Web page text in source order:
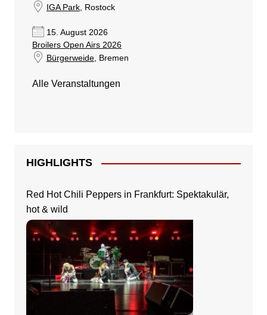
IGA Park, Rostock
15. August 2026
Broilers Open Airs 2026
Bürgerweide, Bremen
Alle Veranstaltungen
HIGHLIGHTS
Red Hot Chili Peppers in Frankfurt: Spektakulär,
hot & wild